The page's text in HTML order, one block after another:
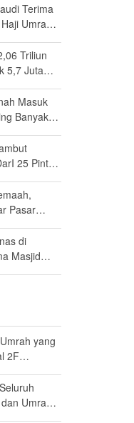
Terima
Umrah
Triliun
5,7 Juta
Masuk
Banyak
2025
25 Pintu
Pasar
di
Masjid
yang
2F
Umrah